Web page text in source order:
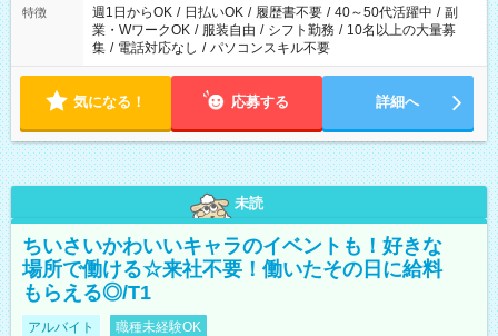
特徴 週1日からOK / 日払いOK / 履歴書不要 / 40～50代活躍中 / 副
業・WワークOK / 服装自由 / シフト勤務 / 10名以上の大量募
集 / 電話対応なし / パソコンスキル不要
気になる！ 応募する 詳細へ
未読
ちいさいかわいいキャラのイベントも！好きな
場所で働ける☆来社不要！働いたその日に給料
もらえる◎/T1
アルバイト 職種未経験OK